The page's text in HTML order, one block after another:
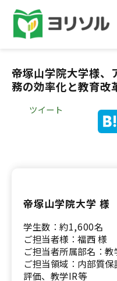
よ
帝塚山学院大学様、
務の効率化と教育改
ツイート
帝塚山学院大学 様
学生数：約1,600名
ご担当者様：福西 様
ご担当者所属部名：
ご担当領域：内部質
評価、教学IR等